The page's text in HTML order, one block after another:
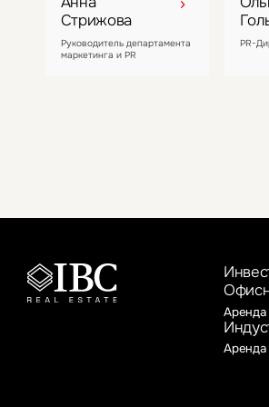
Стрижова
Руководитель департамента
маркетинга и PR
PR-
Аренда
Аренда